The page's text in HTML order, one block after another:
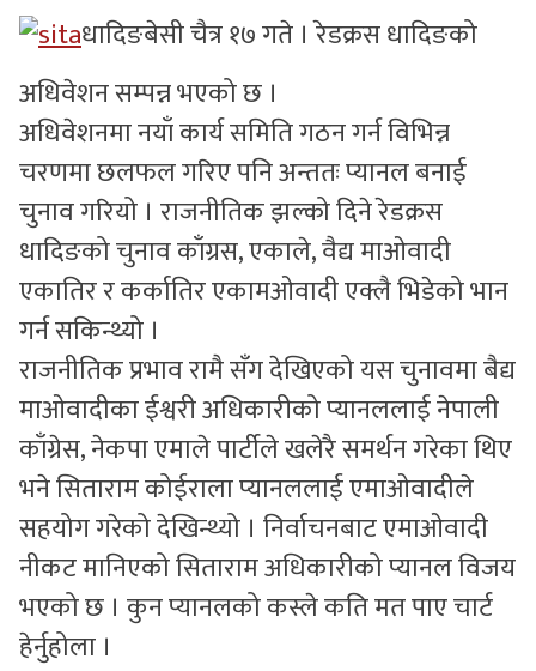
सुचनाहरु
स्वास्थ्य
भिडियो
धादिङबेसी चैत्र १७ गते । रेडक्रस धादिङको
अधिवेशन सम्पन्न भएको छ ।
अधिवेशनमा नयाँ कार्य समिति गठन गर्न विभिन्न
चरणमा छलफल गरिए पनि अन्ततः प्यानल बनाई
चुनाव गरियो । राजनीतिक झल्को दिने रेडक्रस
धादिङको चुनाव काँग्रस, एकाले, वैद्य माओवादी
एकातिर र कर्कातिर एकामओवादी एक्लै भिडेको भान
गर्न सकिन्थ्यो ।
राजनीतिक प्रभाव रामै सँग देखिएको यस चुनावमा बैद्य
माओवादीका ईश्वरी अधिकारीको प्यानललाई नेपाली
काँग्रेस, नेकपा एमाले पार्टीले खलेरै समर्थन गरेका थिए
भने सिताराम कोईराला प्यानललाई एमाओवादीले
सहयोग गरेको देखिन्थ्यो । निर्वाचनबाट एमाओवादी
नीकट मानिएको सिताराम अधिकारीको प्यानल विजय
भएको छ । कुन प्यानलको कस्ले कति मत पाए चार्ट
हेर्नुहोला ।